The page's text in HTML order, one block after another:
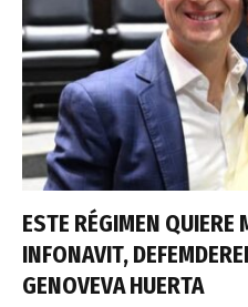
ESTE RÉGIMEN QUIERE
INFONAVIT,
GENOVEVA HUERTA